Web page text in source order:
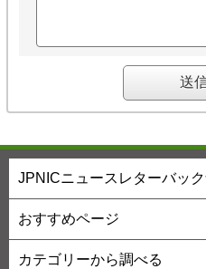
JPNICニュースレターバッ
おすすめページ
カテゴリーから調べる